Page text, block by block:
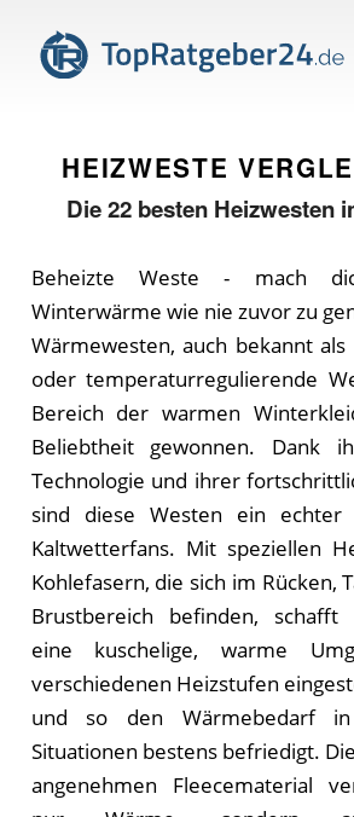
HEIZWESTE
Die22 besten Heizwesten
Beheizte Weste - mach
Winterwärme wie nie zuvor zu
Wärmewesten, auch bekannt als
oder temperaturregulierende
Bereich der warmen
Beliebtheit gewonnen. Dank
Technologie und ihrer
sind diese Westen ein echter
Kaltwetterfans. Mit speziellen
Kohlefasern, die sich im Rücken,
Brustbereich befinden, schafft
eine kuschelige, warme
verschiedenen Heizstufen
und so den Wärmebedarf in
Situationen bestens befriedigt.
angenehmen Fleecematerial